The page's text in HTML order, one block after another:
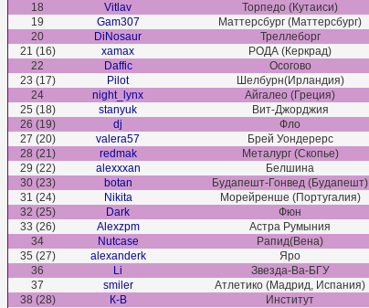
18
Vitlav Торпедо (Кутаиси)
19
Gam307 Маттерсбург (Маттерсбург)
20
DiNosaur Треллеборг
21 (16)
xamax РОДА (Керкрад)
22
Daffic Осогово
23 (17)
Pilot Шелбурн(Ирландия)
24
night_lynx Айгалео (Греция)
25 (18)
stanyuk Вит-Джорджия
26 (19)
dj Фло
27 (20)
valera57 Брей Уондерерс
28 (21)
redmak Металург (Скопье)
29 (22)
alexxxan Белшина
30 (23)
botan Будапешт-Гонвед (Будапешт)
31 (24)
Nikita Морейренше (Португалия)
32 (25)
Dark Фюн
33 (26)
Alexzpm Астра Румыния
34
Nutcase Рапид(Вена)
35 (27)
alexanderk Яро
36
Li Звезда-Ва-БГУ
37
smiler Атлетико (Мадрид, Испания)
38 (28)
К-В Институт